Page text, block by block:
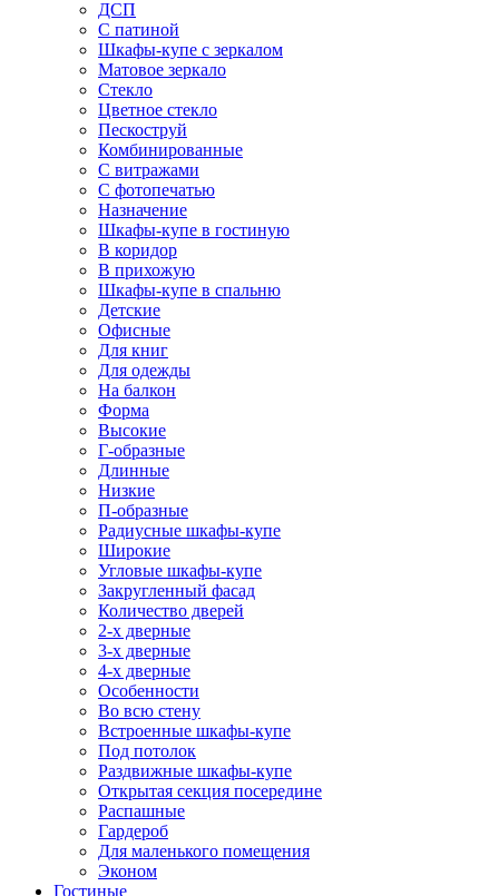
ДСП
С патиной
Шкафы-купе с зеркалом
Матовое зеркало
Стекло
Цветное стекло
Пескоструй
Комбинированные
С витражами
С фотопечатью
Назначение
Шкафы-купе в гостиную
В коридор
В прихожую
Шкафы-купе в спальню
Детские
Офисные
Для книг
Для одежды
На балкон
Форма
Высокие
Г-образные
Длинные
Низкие
П-образные
Радиусные шкафы-купе
Широкие
Угловые шкафы-купе
Закругленный фасад
Количество дверей
2-х дверные
3-х дверные
4-х дверные
Особенности
Во всю стену
Встроенные шкафы-купе
Под потолок
Раздвижные шкафы-купе
Открытая секция посередине
Распашные
Гардероб
Для маленького помещения
Эконом
Гостиные